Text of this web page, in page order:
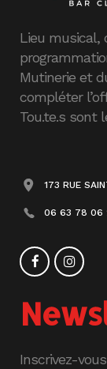
Lieu musical,
Mutinerie et
compléter
Tou.te.s sont
173 RUE
06 63 78 06
Inscrivez-